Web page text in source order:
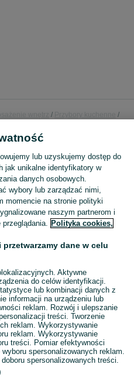
wnętrz
Przybory kuchenne
żywności - Luboń
Zobacz
lub uzyskujemy dostęp do
jak unikalne identyfikatory w
danych osobowych.
wybory lub zarządzać nimi,
momencie na stronie polityki
naszym partnerom i
przeglądania. Polityka cookies,
przetwarzamy dane w celu
Aktywne
do celów identyfikacji.
lub kombinacji danych z
informacji na urządzeniu lub
reklam. Rozwój i ulepszanie
treści. Tworzenie
reklam. Wykorzystywanie
reklam. Wykorzystywanie
treści. Pomiar efektywności
spersonalizowanych reklam.
spersonalizowanych treści.